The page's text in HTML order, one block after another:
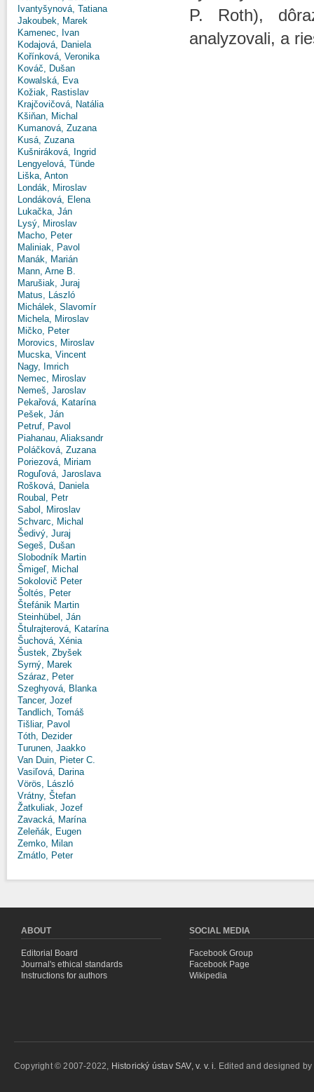
Ivantyšynová, Tatiana
Jakoubek, Marek
Kamenec, Ivan
Kodajová, Daniela
Kořínková, Veronika
Kováč, Dušan
Kowalská, Eva
Kožiak, Rastislav
Krajčovičová, Natália
Kšiňan, Michal
Kumanová, Zuzana
Kusá, Zuzana
Kušniráková, Ingrid
Lengyelová, Tünde
Liška, Anton
Londák, Miroslav
Londáková, Elena
Lukačka, Ján
Lysý, Miroslav
Macho, Peter
Maliniak, Pavol
Manák, Marián
Mann, Arne B.
Marušiak, Juraj
Matus, László
Michálek, Slavomír
Michela, Miroslav
Mičko, Peter
Morovics, Miroslav
Mucska, Vincent
Nagy, Imrich
Nemec, Miroslav
Nemeš, Jaroslav
Pekařová, Katarína
Pešek, Ján
Petruf, Pavol
Piahanau, Aliaksandr
Poláčková, Zuzana
Poriezová, Miriam
Roguľová, Jaroslava
Rošková, Daniela
Roubal, Petr
Sabol, Miroslav
Schvarc, Michal
Šedivý, Juraj
Segeš, Dušan
Slobodník Martin
Šmigeľ, Michal
Sokolovič Peter
Šoltés, Peter
Štefánik Martin
Steinhübel, Ján
Štulrajterová, Katarína
Šuchová, Xénia
Šustek, Zbyšek
Syrný, Marek
Száraz, Peter
Szeghyová, Blanka
Tancer, Jozef
Tandlich, Tomáš
Tišliar, Pavol
Tóth, Dezider
Turunen, Jaakko
Van Duin, Pieter C.
Vasiľová, Darina
Vörös, László
Vrátny, Štefan
Žatkuliak, Jozef
Zavacká, Marína
Zeleňák, Eugen
Zemko, Milan
Zmátlo, Peter
P. Roth),
analyzovali, a
ABOUT
Editorial Board
Journal's ethical standards
Instructions for authors
SOCIAL MEDIA
Facebook Group
Facebook Page
Wikipedia
Copyright © 2007-2022, Historický ústav SAV, v. v. i. Edited and designed by